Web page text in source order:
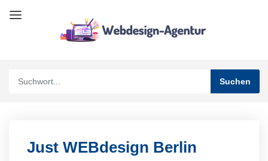
Just WEBdesign Berlin